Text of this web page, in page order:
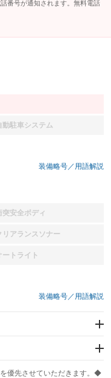
番号が通知されます。無料電話
動駐車システム
装備なし
装備略号／用語解説
突安全ボディ
装備なし
リアランスソナー
装備なし
ートライト
装備なし
装備略号／用語解説
を優先させていただきます。◆